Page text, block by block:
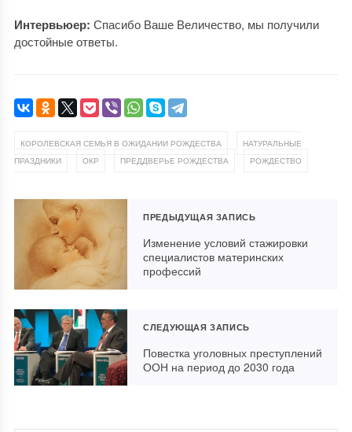
Интервьюер: Спасибо Ваше Величество, мы получили
достойные ответы.
КОРОЛЕВСКАЯ СЕМЬЯ В ОЖИДАНИИ РОЖДЕСТВА
НАТУРАЛЬНЫЕ
ПРАЗДНИКИ
ОКР ПРЕДДВЕРЬЕ РОЖДЕСТВА РОЖДЕСТВО
ПРЕДЫДУЩАЯ ЗАПИСЬ
Изменение условий стажировки
специалистов материнских
профессий
СЛЕДУЮЩАЯ ЗАПИСЬ
Повестка уголовных преступлений
ООН на период до 2030 года